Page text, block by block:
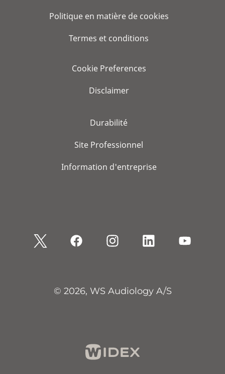
Politique en matière de cookies
Termes et conditions
Cookie Preferences
Disclaimer
Durabilité
Site Professionnel
Information d'entreprise
© 2026, WS Audiology A/S